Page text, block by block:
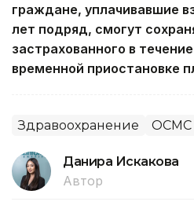
граждане, уплачивавшие
лет подряд, смогут
застрахованного в
временной приостановке
Здравоохранение ОСМС
Данира Искакова
Автор